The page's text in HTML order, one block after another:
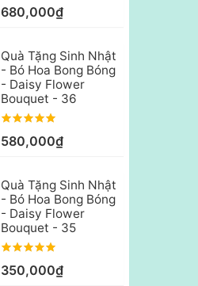
680,000₫
Quà Tặng Sinh Nhật
- Bó Hoa Bong Bóng
- Daisy Flower
Bouquet - 36
580,000₫
Quà Tặng Sinh Nhật
- Bó Hoa Bong Bóng
- Daisy Flower
Bouquet - 35
350,000₫